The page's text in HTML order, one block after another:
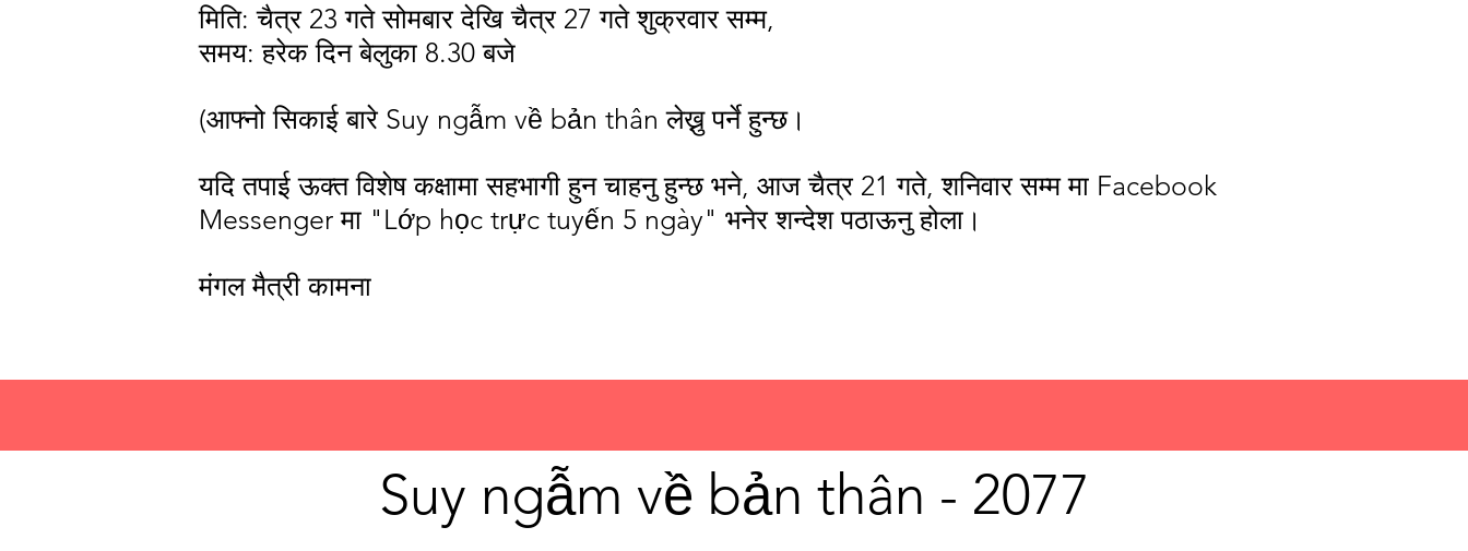
मिति: चैत्र 23 गते सोमबार देखि चैत्र 27 गते शुक्रवार सम्म,
समय: हरेक दिन बेलुका 8.30 बजे
(आफ्नो सिकाई बारे Suy ngẫm về bản thân लेख्नु पर्ने हुन्छ।
यदि तपाई ऊक्त विशेष कक्षामा सहभागी हुन चाहनु हुन्छ भने, आज चैत्र 21 गते, शनिवार सम्म मा Facebook
Messenger मा "Lớp học trực tuyến 5 ngày" भनेर शन्देश पठाऊनु होला।
मंगल मैत्री कामना
Suy ngẫm về bản thân - 2077